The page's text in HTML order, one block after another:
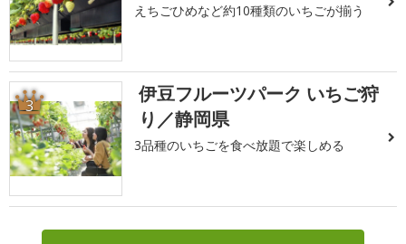
えちごひめなど約10種類のいちごが揃う
3
伊豆フルーツパーク いちご狩
り／静岡県
3品種のいちごを食べ放題で楽しめる